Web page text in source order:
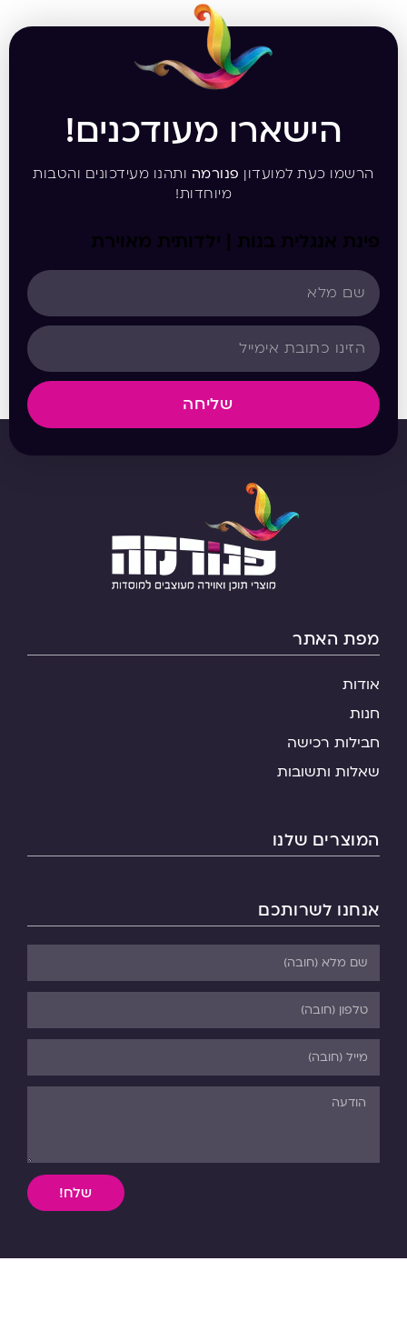
הישארו מעודכנים!
הרשמו כעת למועדון פנורמה ותהנו מעידכונים והטבות
מיוחדות!
פינת אנגלית בנות | ילדותית מאוירת
שליחה
מפת האתר
אודות
חנות
חבילות רכישה
שאלות ותשובות
המוצרים שלנו
אנחנו לשרותכם
שלח!